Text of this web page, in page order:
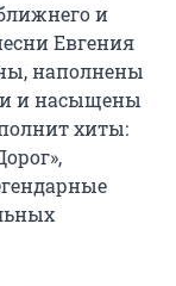
и
Евгения
наполнены
и насыщены
хиты: